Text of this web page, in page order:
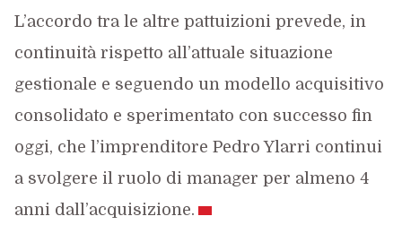
L’accordo tra le altre pattuizioni prevede, in
continuità rispetto all’attuale situazione
gestionale e seguendo un modello acquisitivo
consolidato e sperimentato con successo fin
oggi, che l’imprenditore Pedro Ylarri continui
a svolgere il ruolo di manager per almeno 4
anni dall’acquisizione.